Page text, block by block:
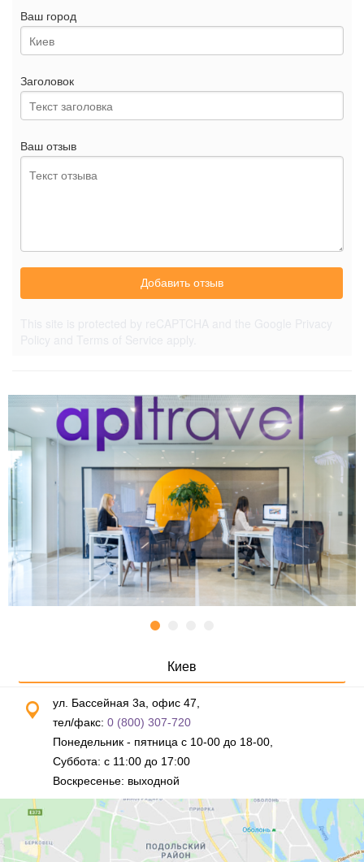
Ваш город
Заголовок
Ваш отзыв
Добавить отзыв
Киев
ул. Бассейная 3а, офис 47,
тел/факс: 0 (800) 307-720
Понедельник - пятница с 10-00 до 18-00,
Суббота: с 11:00 до 17:00
Воскресенье: выходной